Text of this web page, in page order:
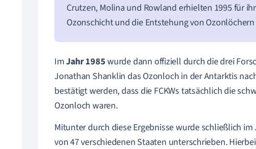
Crutzen, Molina und Rowland erhielten 1995 für
Ozonschicht und die Entstehung von
ImJahr 1985wurde dann offiziell durch die drei
Jonathan Shanklin das Ozonloch in der Antarktis
bestätigt werden, dass die FCKWs tatsächlich die
Ozonloch waren.
Mitunter durch diese Ergebnisse wurde schließlich im
von 47 verschiedenen Staaten unterschrieben.